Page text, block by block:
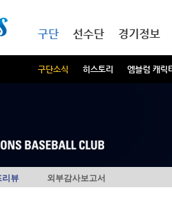
구단
구단소식 히스토리 엠블럼 캐릭
선수단 경기정보
리뷰 외부감사보고서